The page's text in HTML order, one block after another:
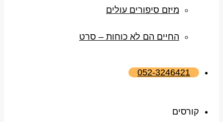
מיזם סיפורים עולים
החיים הם לא כוחות – סרט
052-3246421
קורסים